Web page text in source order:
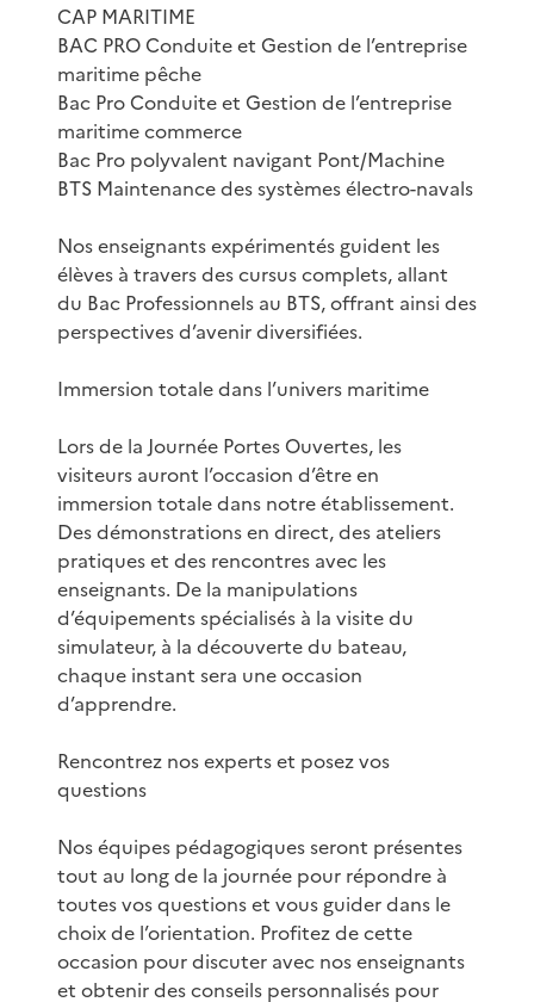
CAP MARITIME
BAC PRO Conduite et Gestion de l’entreprise
maritime pêche
Bac Pro Conduite et Gestion de l’entreprise
maritime commerce
Bac Pro polyvalent navigant Pont/Machine
BTS Maintenance des systèmes électro-navals
Nos enseignants expérimentés guident les
élèves à travers des cursus complets, allant
du Bac Professionnels au BTS, offrant ainsi des
perspectives d’avenir diversifiées.
Immersion totale dans l’univers maritime
Lors de la Journée Portes Ouvertes, les
visiteurs auront l’occasion d’être en
immersion totale dans notre établissement.
Des démonstrations en direct, des ateliers
pratiques et des rencontres avec les
enseignants. De la manipulations
d’équipements spécialisés à la visite du
simulateur, à la découverte du bateau,
chaque instant sera une occasion
d’apprendre.
Rencontrez nos experts et posez vos
questions
Nos équipes pédagogiques seront présentes
tout au long de la journée pour répondre à
toutes vos questions et vous guider dans le
choix de l’orientation. Profitez de cette
occasion pour discuter avec nos enseignants
et obtenir des conseils personnalisés pour